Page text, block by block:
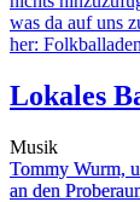
was da auf uns
her:
Lokales
Musik
Tommy Wurm,
an den